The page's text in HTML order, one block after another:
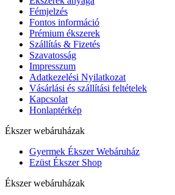
Fémjelzés
Fontos információ
Prémium ékszerek
Szállítás & Fizetés
Szavatosság
Impresszum
Adatkezelési Nyilatkozat
Vásárlási és szállítási feltételek
Kapcsolat
Honlaptérkép
Ékszer webáruházak
Gyermek Ékszer Webáruház
Ezüst Ékszer Shop
Ékszer webáruházak